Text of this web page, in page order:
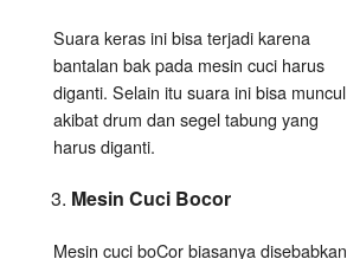
Suara keras ini bisa terjadi karena
bantalan bak pada mesin cuci harus
diganti. Selain itu suara ini bisa muncul
akibat drum dan segel tabung yang
harus diganti.
Mesin Cuci Bocor
Mesin cuci boCor biasanya disebabkan